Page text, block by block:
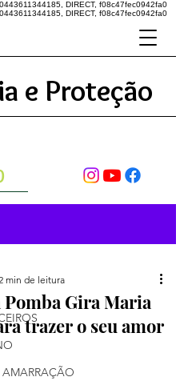
DIRECT, f08c47fec0942fa0
DIRECT, f08c47fec0942fa0
e Proteção
Pomba Gira Maria
trazer o seu amor
min de leitura